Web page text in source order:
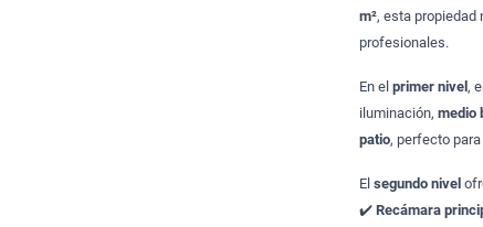
m², esta propiedad
profesionales.
En elprimer nivel,
iluminación,medio
patio, perfecto
Elsegundo nivel
✔️Recámara